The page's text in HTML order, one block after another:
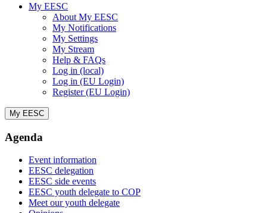
My EESC
About My EESC
My Notifications
My Settings
My Stream
Help & FAQs
Log in (local)
Log in (EU Login)
Register (EU Login)
My EESC
Agenda
Event information
EESC delegation
EESC side events
EESC youth delegate to COP
Meet our youth delegate